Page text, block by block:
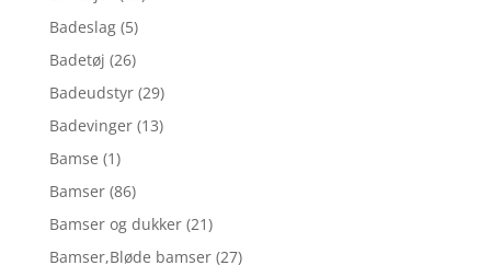
Badeslag (5)
Badetøj (26)
Badeudstyr (29)
Badevinger (13)
Bamse (1)
Bamser (86)
Bamser og dukker (21)
Bamser,Bløde bamser (27)